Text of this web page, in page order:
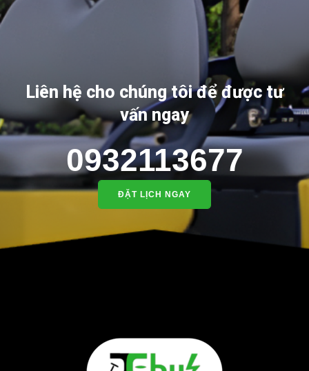
Liên hệ cho chúng tôi để được tư
vấn ngay
0932113677
ĐẶT LỊCH NGAY